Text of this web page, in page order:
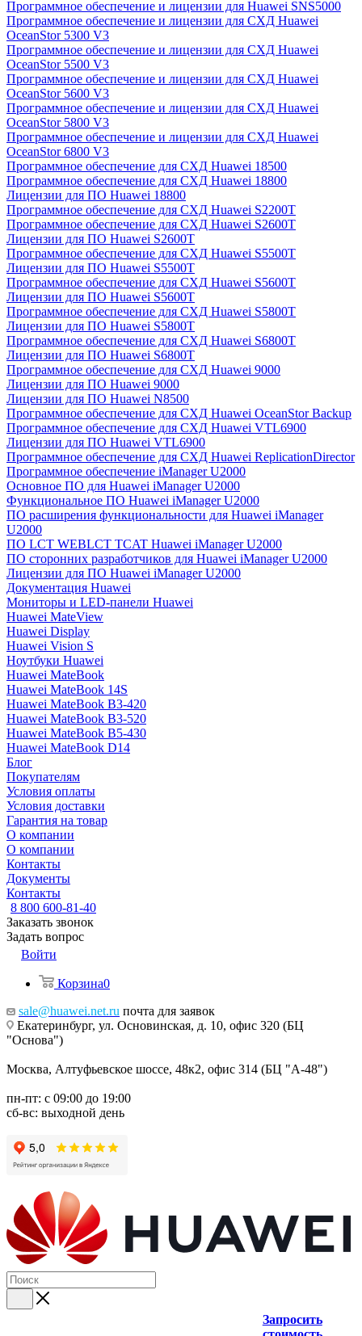
Программное обеспечение и лицензии для Huawei SNS5000
Программное обеспечение и лицензии для СХД Huawei
OceanStor 5300 V3
Программное обеспечение и лицензии для СХД Huawei
OceanStor 5500 V3
Программное обеспечение и лицензии для СХД Huawei
OceanStor 5600 V3
Программное обеспечение и лицензии для СХД Huawei
OceanStor 5800 V3
Программное обеспечение и лицензии для СХД Huawei
OceanStor 6800 V3
Программное обеспечение для СХД Huawei 18500
Программное обеспечение для СХД Huawei 18800
Лицензии для ПО Huawei 18800
Программное обеспечение для СХД Huawei S2200T
Программное обеспечение для СХД Huawei S2600T
Лицензии для ПО Huawei S2600T
Программное обеспечение для СХД Huawei S5500T
Лицензии для ПО Huawei S5500T
Программное обеспечение для СХД Huawei S5600T
Лицензии для ПО Huawei S5600T
Программное обеспечение для СХД Huawei S5800T
Лицензии для ПО Huawei S5800T
Программное обеспечение для СХД Huawei S6800T
Лицензии для ПО Huawei S6800T
Программное обеспечение для СХД Huawei 9000
Лицензии для ПО Huawei 9000
Лицензии для ПО Huawei N8500
Программное обеспечение для СХД Huawei OceanStor Backup
Программное обеспечение для СХД Huawei VTL6900
Лицензии для ПО Huawei VTL6900
Программное обеспечение для СХД Huawei ReplicationDirector
Программное обеспечение iManager U2000
Основное ПО для Huawei iManager U2000
Функциональное ПО Huawei iManager U2000
ПО расширения функциональности для Huawei iManager
U2000
ПО LCT WEBLCT TCAT Huawei iManager U2000
ПО сторонних разработчиков для Huawei iManager U2000
Лицензии для ПО Huawei iManager U2000
Документация Huawei
Мониторы и LED-панели Huawei
Huawei MateView
Huawei Display
Huawei Vision S
Ноутбуки Huawei
Huawei MateBook
Huawei MateBook 14S
Huawei MateBook B3-420
Huawei MateBook B3-520
Huawei MateBook B5-430
Huawei MateBook D14
Блог
Покупателям
Условия оплаты
Условия доставки
Гарантия на товар
О компании
О компании
Контакты
Документы
Контакты
8 800 600-81-40
Заказать звонок
Задать вопрос
Войти
Корзина0
sale@huawei.net.ru почта для заявок
Екатеринбург, ул. Основинская, д. 10, офис 320 (БЦ
"Основа")
Москва, Алтуфьевское шоссе, 48к2, офис 314 (БЦ "А-48")
пн-пт: с 09:00 до 19:00
сб-вс: выходной день
Запросить